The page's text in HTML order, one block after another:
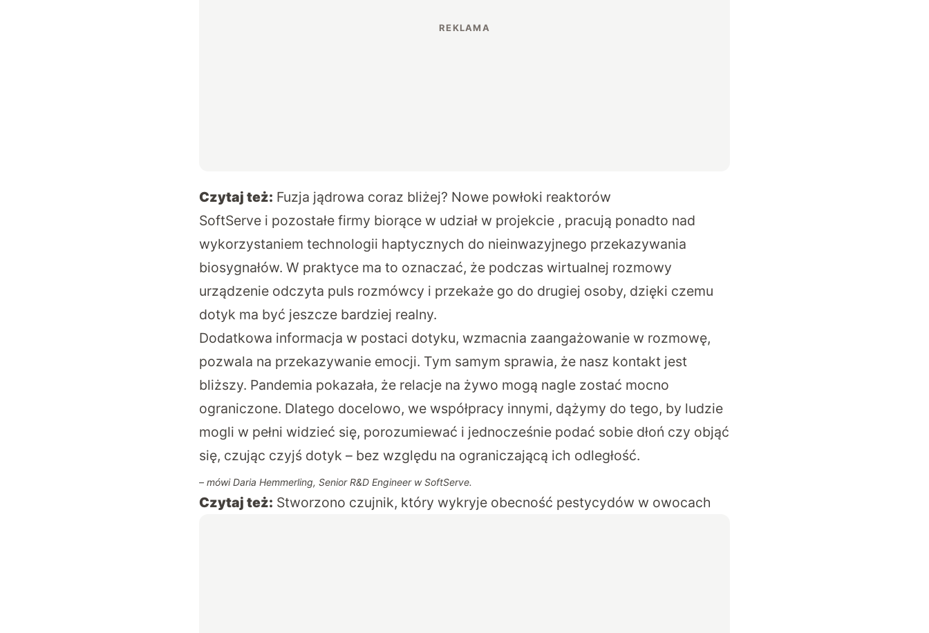
Czytaj też: Fuzja jądrowa coraz bliżej? Nowe powłoki reaktorów
SoftServe i pozostałe firmy biorące w udział w projekcie , pracują ponadto nad
wykorzystaniem technologii haptycznych do nieinwazyjnego przekazywania
biosygnałów. W praktyce ma to oznaczać, że podczas wirtualnej rozmowy
urządzenie odczyta puls rozmówcy i przekaże go do drugiej osoby, dzięki czemu
dotyk ma być jeszcze bardziej realny.
Dodatkowa informacja w postaci dotyku, wzmacnia zaangażowanie w rozmowę,
pozwala na przekazywanie emocji. Tym samym sprawia, że nasz kontakt jest
bliższy. Pandemia pokazała, że relacje na żywo mogą nagle zostać mocno
ograniczone. Dlatego docelowo, we współpracy innymi, dążymy do tego, by ludzie
mogli w pełni widzieć się, porozumiewać i jednocześnie podać sobie dłoń czy objąć
się, czując czyjś dotyk – bez względu na ograniczającą ich odległość.
– mówi Daria Hemmerling, Senior R&D Engineer w SoftServe.
Czytaj też: Stworzono czujnik, który wykryje obecność pestycydów w owocach